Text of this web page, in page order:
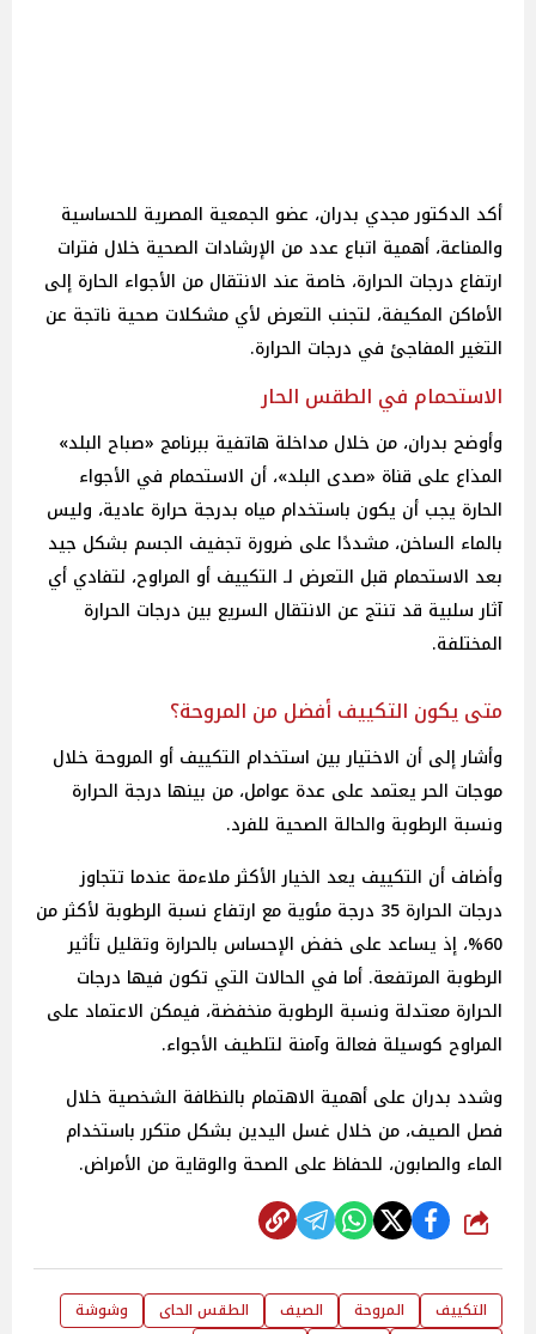
أكد الدكتور مجدي بدران، عضو الجمعية المصرية للحساسية
والمناعة، أهمية اتباع عدد من الإرشادات الصحية خلال فترات
ارتفاع درجات الحرارة، خاصة عند الانتقال من الأجواء الحارة إلى
الأماكن المكيفة، لتجنب التعرض لأي مشكلات صحية ناتجة عن
التغير المفاجئ في درجات الحرارة.
الاستحمام في الطقس الحار
وأوضح بدران، من خلال مداخلة هاتفية ببرنامج «صباح البلد»
المذاع على قناة «صدى البلد»، أن الاستحمام في الأجواء
الحارة يجب أن يكون باستخدام مياه بدرجة حرارة عادية، وليس
بالماء الساخن، مشددًا على ضرورة تجفيف الجسم بشكل جيد
بعد الاستحمام قبل التعرض لـ التكييف أو المراوح، لتفادي أي
آثار سلبية قد تنتج عن الانتقال السريع بين درجات الحرارة
المختلفة.
متى يكون التكييف أفضل من المروحة؟
وأشار إلى أن الاختيار بين استخدام التكييف أو المروحة خلال
موجات الحر يعتمد على عدة عوامل، من بينها درجة الحرارة
ونسبة الرطوبة والحالة الصحية للفرد.
وأضاف أن التكييف يعد الخيار الأكثر ملاءمة عندما تتجاوز
درجات الحرارة 35 درجة مئوية مع ارتفاع نسبة الرطوبة لأكثر من
60%، إذ يساعد على خفض الإحساس بالحرارة وتقليل تأثير
الرطوبة المرتفعة. أما في الحالات التي تكون فيها درجات
الحرارة معتدلة ونسبة الرطوبة منخفضة، فيمكن الاعتماد على
المراوح كوسيلة فعالة وآمنة لتلطيف الأجواء.
وشدد بدران على أهمية الاهتمام بالنظافة الشخصية خلال
فصل الصيف، من خلال غسل اليدين بشكل متكرر باستخدام
الماء والصابون، للحفاظ على الصحة والوقاية من الأمراض.
شارك
التكييف المروحة الصيف الطقس الحاى
وشوشة